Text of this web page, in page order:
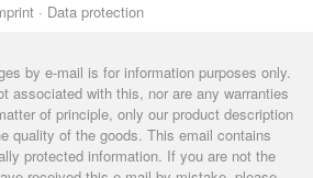
· Data protection
by e-mail is for information purposes only.
associated with this, nor are any warranties
of principle, only our product description
quality of the goods. This email contains
protected information. If you are not the